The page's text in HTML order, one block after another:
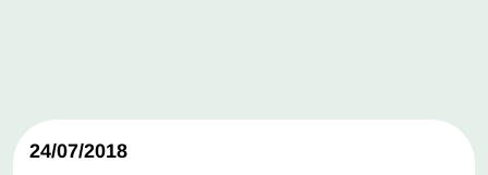
24/07/2018